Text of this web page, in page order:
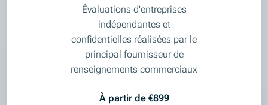
Évaluations d'entreprises
indépendantes et
confidentielles réalisées par le
principal fournisseur de
renseignements commerciaux
À partir de €899